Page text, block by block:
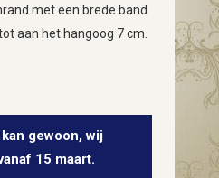
met een brede band
aan het hangoog 7 cm.
gewoon, wij
15 maart.